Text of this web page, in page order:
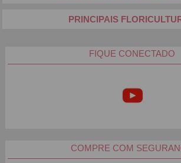
PRINCIPAIS
FIQUE CONECTADO
COMPRE COM